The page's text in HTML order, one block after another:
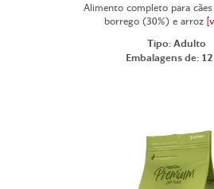
Alimento completo para
borrego (30%) e arroz
Tipo: Adulto
Embalagens de: